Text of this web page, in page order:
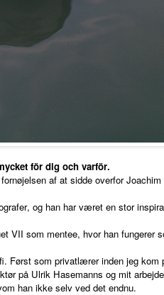
för dig och varför.
af at sidde overfor Joachim
og han har været en stor
VII som mentee, hvor han fungerer
Først som privatlærer inden jeg kom
på Ulrik Hasemanns og mit
han ikke selv ved det endnu.